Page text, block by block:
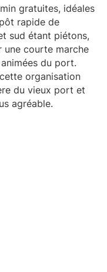
gratuites, idéales
rapide de
sud étant piétons,
une courte marche
du port.
organisation
du vieux port et
agréable.